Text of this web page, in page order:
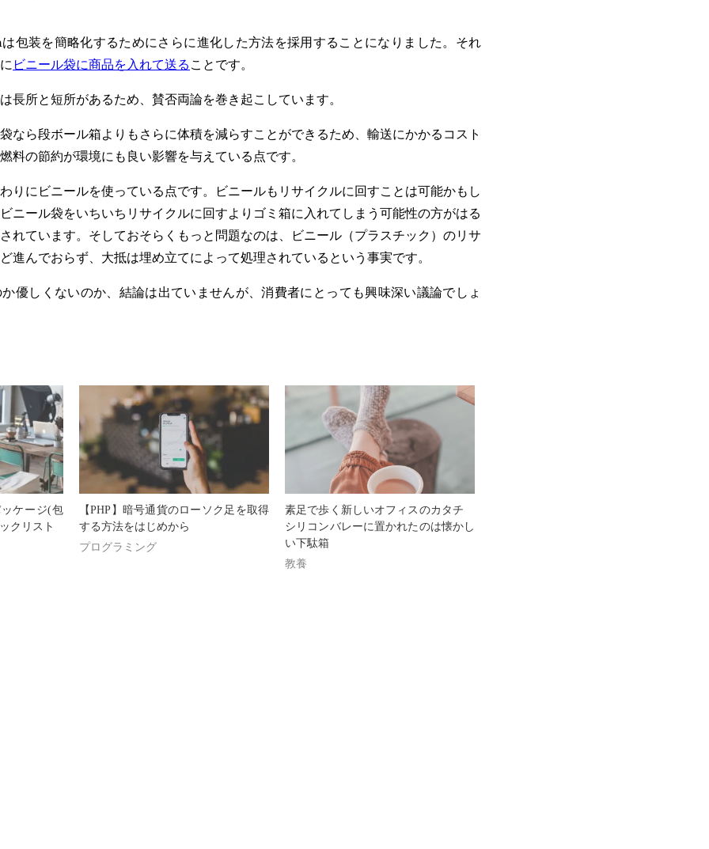
包装を簡略化するためにさらに進化した方法を採用することになりました。それ
ビニール袋に商品を入れて送ることです。
長所と短所があるため、賛否両論を巻き起こしています。
なら段ボール箱よりもさらに体積を減らすことができるため、輸送にかかるコスト
料の節約が環境にも良い影響を与えている点です。
りにビニールを使っている点です。ビニールもリサイクルに回すことは可能かもし
ニール袋をいちいちリサイクルに回すよりゴミ箱に入れてしまう可能性の方がはる
れています。そしておそらくもっと問題なのは、ビニール（プラスチック）のリサ
進んでおらず、大抵は埋め立てによって処理されているという事実です。
優しくないのか、結論は出ていませんが、消費者にとっても興味深い議論でしょ
ケージ(包
クリスト
【PHP】暗号通貨のローソク足を取得
する方法をはじめから
プログラミング
素足で歩く新しいオフィスのカタチ
シリコンバレーに置かれたのは懐かし
い下駄箱
教養